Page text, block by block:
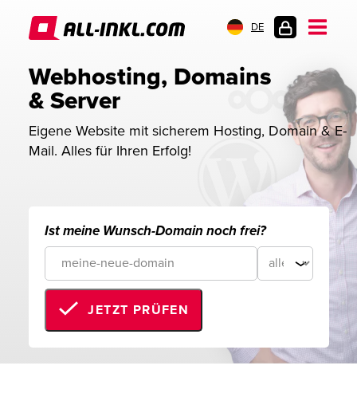
DE
Webhosting, Domains
& Server
Eigene Website mit sicherem Hosting, Domain & E-
Mail. Alles für Ihren Erfolg!
Ist meine Wunsch-Domain noch frei?
JETZT PRÜFEN